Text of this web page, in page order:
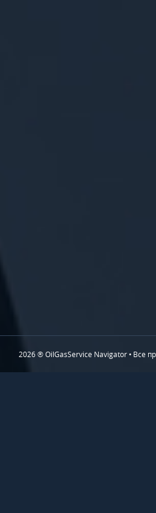
2026 ® OilGasService Navigator • Все